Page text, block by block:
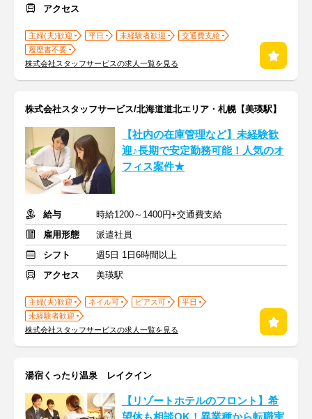
アクセス
主婦(夫)歓迎 平日 未経験者歓迎
交通費支給
履歴書不要
株式会社スタッフサービスの求人一覧を見る
株式会社スタッフサービス/北海道道北エリア・札幌【美瑛駅】
【社内の在庫管理など】未経験歓
迎♪長期で安定勤務可能！人気のオ
フィス案件★
給与
時給1200～1400円+交通費支給
雇用形態
派遣社員
シフト
週5日 1日6時間以上
アクセス
美瑛駅
主婦(夫)歓迎 ネイル可 ピアス可
平日
未経験者歓迎
株式会社スタッフサービスの求人一覧を見る
湯宿くったり温泉 レイクイン
【リゾートホテルのフロント】希